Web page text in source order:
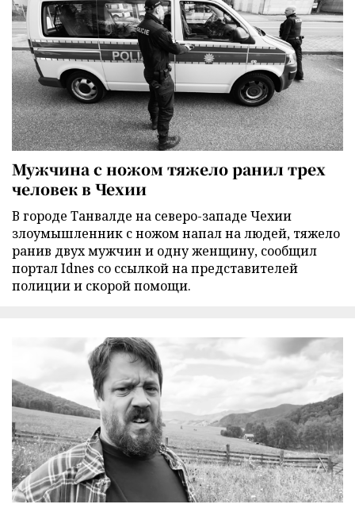
Мужчина с ножом тяжело ранил трех
человек в Чехии
В городе Танвалде на северо-западе Чехии
злоумышленник с ножом напал на людей, тяжело
ранив двух мужчин и одну женщину, сообщил
портал Idnes со ссылкой на представителей
полиции и скорой помощи.